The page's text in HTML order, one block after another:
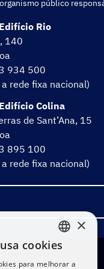
público
Rio
140
934 500
rede fixa nacional)
Colina
de Sant’Ana, 15
895 100
rede fixa nacional)
PORTUGUESE
×
cookies
para melhorar a